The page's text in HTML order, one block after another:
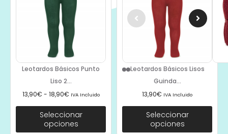
Leotardos Básicos Punto
Liso 2...
13,90€ - 18,90€ IVA Incluido
Seleccionar
opciones
Leotardos Básicos Lisos
Guinda...
13,90€ IVA Incluido
Seleccionar
opciones